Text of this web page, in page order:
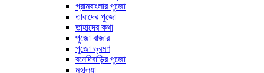
গ্রামবাংলার পুজো
তারাদের পুজো
তাহাদের কথা
পুজো বাজার
পুজো ভ্রমণ
বনেদিবাড়ির পুজো
মহালয়া